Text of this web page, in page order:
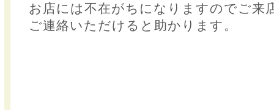
お店には不在がちになりますのでご来
ご連絡いただけると助かります。